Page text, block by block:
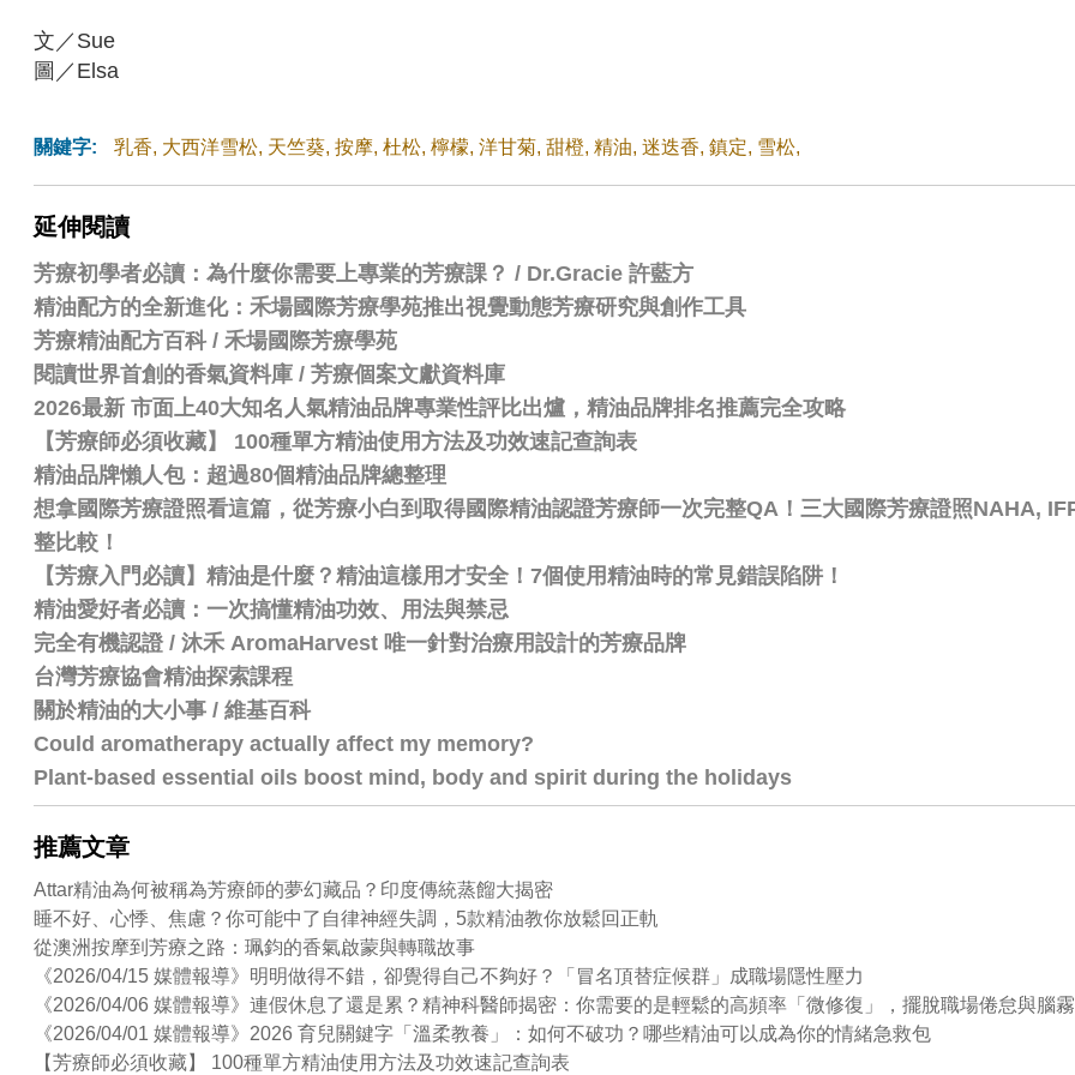
文／Sue
圖／Elsa
關鍵字: 乳香, 大西洋雪松, 天竺葵,按摩,杜松,檸檬,洋甘菊,甜橙,精油,迷迭香,鎮定, 雪松,
延伸閱讀
芳療初學者必讀：為什麼你需要上專業的芳療課？ / Dr.Gracie 許藍方
精油配方的全新進化：禾場國際芳療學苑推出視覺動態芳療研究與創作工具
芳療精油配方百科 /禾場國際芳療學苑
閱讀世界首創的香氣資料庫 / 芳療個案文獻資料庫
2026最新 市面上40大知名人氣精油品牌專業性評比出爐，精油品牌排名推薦完全攻略
【芳療師必須收藏】 100種單方精油使用方法及功效速記查詢表
精油品牌懶人包：超過80個精油品牌總整理
想拿國際芳療證照看這篇，從芳療小白到取得國際精油認證芳療師一次完整QA！三大國際芳療證照NAHA,
整比較！
【芳療入門必讀】精油是什麼？精油這樣用才安全！7個使用精油時的常見錯誤陷阱！
精油愛好者必讀：一次搞懂精油功效、用法與禁忌
完全有機認證 / 沐禾 AromaHarvest 唯一針對治療用設計的芳療品牌
台灣芳療協會精油探索課程
關於精油的大小事 / 維基百科
Could aromatherapy actually affect my memory?
Plant-based essential oils boost mind, body and spirit during the holidays
推薦文章
Attar精油為何被稱為芳療師的夢幻藏品？印度傳統蒸餾大揭密
睡不好、心悸、焦慮？你可能中了自律神經失調，5款精油教你放鬆回正軌
從澳洲按摩到芳療之路：珮鈞的香氣啟蒙與轉職故事
《2026/04/15 媒體報導》明明做得不錯，卻覺得自己不夠好？「冒名頂替症候群」成職場隱性壓力
《2026/04/06 媒體報導》連假休息了還是累？精神科醫師揭密：你需要的是輕鬆的高頻率「微修復」，擺脫職場倦怠與腦霧
《2026/04/01 媒體報導》2026 育兒關鍵字「溫柔教養」：如何不破功？哪些精油可以成為你的情緒急救包
【芳療師必須收藏】 100種單方精油使用方法及功效速記查詢表